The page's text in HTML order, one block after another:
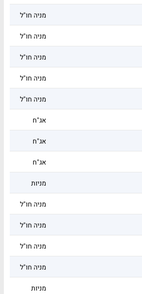
מניה חו"ל
מניה חו"ל
מניה חו"ל
מניה חו"ל
מניה חו"ל
אג"ח
אג"ח
אג"ח
מניות
מניה חו"ל
מניה חו"ל
מניה חו"ל
מניה חו"ל
מניות